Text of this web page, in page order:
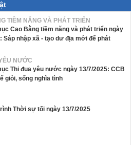
TIỀM NĂNG VÀ PHÁT TRIỂN
Cao Bằng tiềm năng và phát triển ngày
Sáp nhập xã - tạo dư địa mới để phát
NƯỚC
Thi đua yêu nước ngày 13/7/2025: CCB
giỏi, sống nghĩa tình
Thời sự tối ngày 13/7/2025